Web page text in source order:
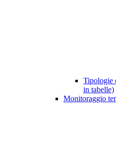
Tipologie
in tabelle)
Monitoraggio